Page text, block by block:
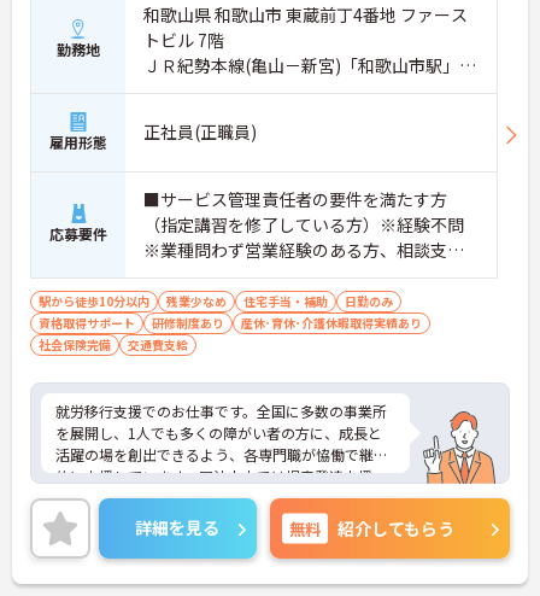
勤務地
和歌山県 和歌山市 東蔵前丁4番地 ファース
トビル 7階
ＪＲ紀勢本線(亀山－新宮)「和歌山市駅」徒
歩2分
雇用形態 正社員(正職員)
応募要件
■サービス管理責任者の要件を満たす方
（指定講習を修了している方）※経験不問
※業種問わず営業経験のある方、相談支
援・直接支援の経験がある方歓迎
駅から徒歩10分以内 残業少なめ 住宅手当・補助
日勤のみ
資格取得サポート
研修制度あり
産休･育休･介護休暇取得実績あり
社会保険完備
交通費支給
就労移行支援でのお仕事です。全国に多数の事業所
を展開し、1人でも多くの障がい者の方に、成長と
活躍の場を創出できるよう、各専門職が恊働で継続
的に支援しています。同法人内では児童発達支援、
放課後等デイサービスも展開しており安定感も抜群
です。
ご興味ある方には、面接対策ポイントなど、さらに
詳細をお話しいたしますのでお気軽にご相談くださ
い！
詳細を見る 無料 紹介してもらう